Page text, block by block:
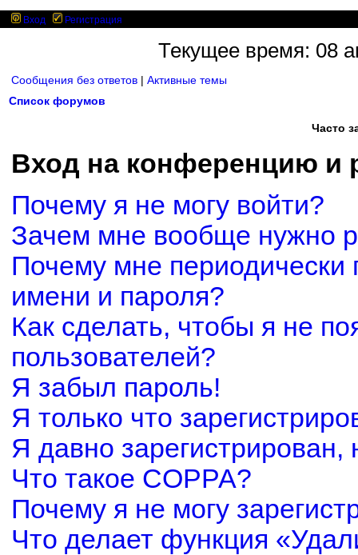
Вход Регистрация
Текущее время: 08
Сообщения без ответов | Активные темы
Список форумов
Часто
Вход на конференцию и
Почему я не могу войти?
Зачем мне вообще нужно
Почему мне периодически
имени и пароля?
Как сделать, чтобы я не
пользователей?
Я забыл пароль!
Я только что
Я давно
Что такое COPPA?
Почему я не могу
Что делает функция